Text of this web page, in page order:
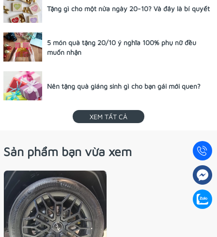
Tặng gì cho một nửa ngày 20-10? Và đây là bí quyết
5 món quà tặng 20/10 ý nghĩa 100% phụ nữ đều
muốn nhận
Nên tặng quà giáng sinh gì cho bạn gái mới quen?
XEM TẤT CẢ
Sản phẩm bạn vừa xem